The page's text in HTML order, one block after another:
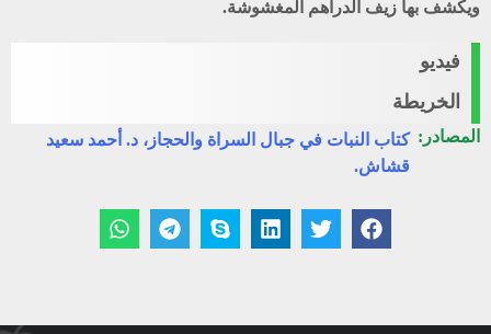
ويكشف بها زيف الدراهم المغشوشة.
فيديو
الخريطة
المصادر: كتاب النبات في جبال السراة والحجاز، د. أحمد سعيد
قشاش.